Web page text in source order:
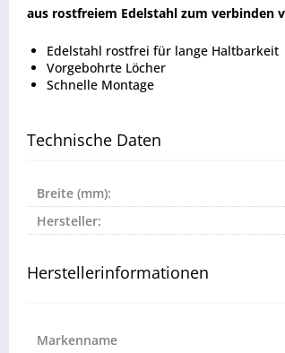
aus rostfreiem Edelstahl zum verbinden
Edelstahl rostfrei für lange Haltbarkeit
Vorgebohrte Löcher
Schnelle Montage
Technische Daten
Breite (mm):
Hersteller:
Herstellerinformationen
Markenname